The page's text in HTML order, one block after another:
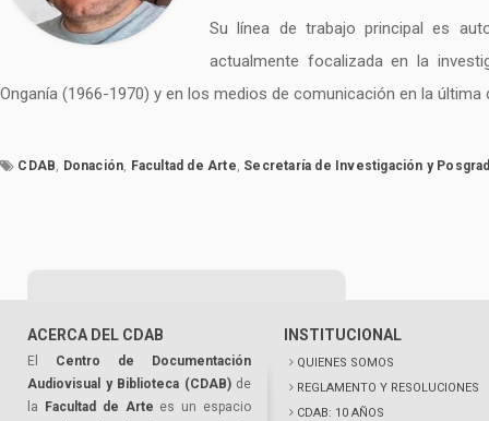
Su línea de trabajo principal es
actualmente focalizada en la
Onganía (1966-1970) y en los medios de comunicación en la
CDAB, Donación, Facultad de Arte, Secretaría de Investigación y
ACERCA DEL CDAB
El Centro de Documentación
Audiovisual y Biblioteca (CDAB)de
la
Facultad de Arte es un espacio
INSTITUCIONAL
QUIENES SOMOS
REGLAMENTO Y RESOLUCIONES
CDAB: 10 AÑOS